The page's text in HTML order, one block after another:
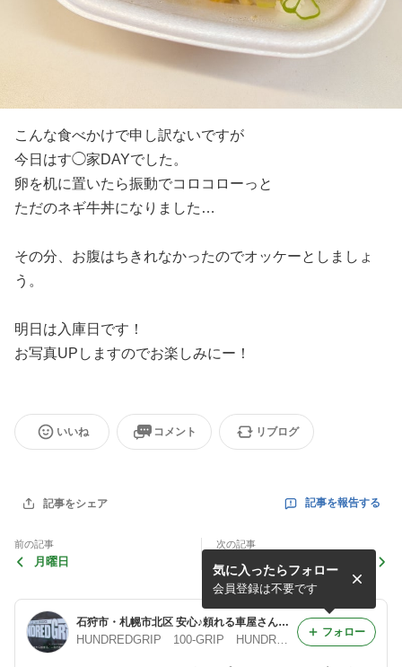
こんな食べかけで申し訳ないですが
今日はす◯家DAYでした。
卵を机に置いたら振動でコロコローっと
ただのネギ牛丼になりました…
その分、お腹はちきれなかったのでオッケーとしましょ
う。
明日は入庫日です！
お写真UPしますのでお楽しみにー！
いいね コメント リブログ
記事をシェア 記事を報告する
前の記事
月曜日
次の記事
石狩市・札幌市北区 安心♪頼れる車屋さん♪ HUNDREDGRIP(ハンドレッドグリップ)
HUNDREDGRIP 100-GRIP HUNDRED.CO.,LTD
気に入ったらフォロー
会員登録は不要です
フォロー